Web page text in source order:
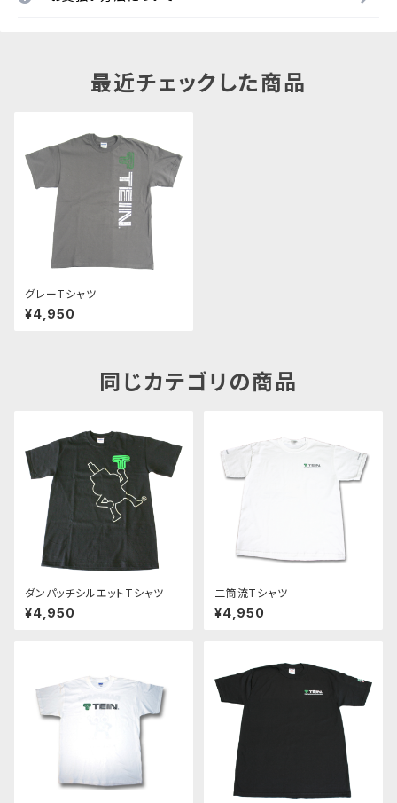
最近チェックした商品
グレーTシャツ
¥4,950
同じカテゴリの商品
ダンパッチシルエットTシャツ
¥4,950
二筒流Tシャツ
¥4,950